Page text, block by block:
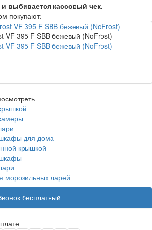
выбивается кассовый чек.
покупают:
VF 395 F SBB бежевый (NoFrost)
VF 395 F SBB бежевый (NoFrost)
для дома
крышкой
морозильных ларей
бесплатный